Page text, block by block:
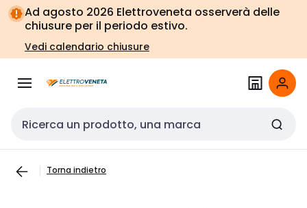
Vai alla
navigazione
Vai
alla
pagina
Ad agosto 2026 Elettroveneta osserverà delle
chiusure per il periodo estivo.
Vedi calendario chiusure
Cerca input
Torna indietro